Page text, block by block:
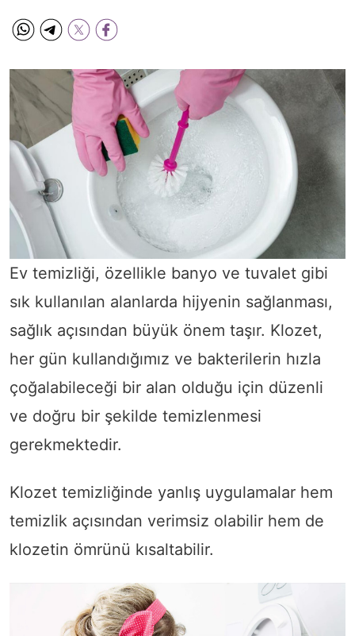
Ev temizliği, özellikle banyo ve tuvalet gibi
sık kullanılan alanlarda hijyenin sağlanması,
sağlık açısından büyük önem taşır. Klozet,
her gün kullandığımız ve bakterilerin hızla
çoğalabileceği bir alan olduğu için düzenli
ve doğru bir şekilde temizlenmesi
gerekmektedir.
Klozet temizliğinde yanlış uygulamalar hem
temizlik açısından verimsiz olabilir hem de
klozetin ömrünü kısaltabilir.